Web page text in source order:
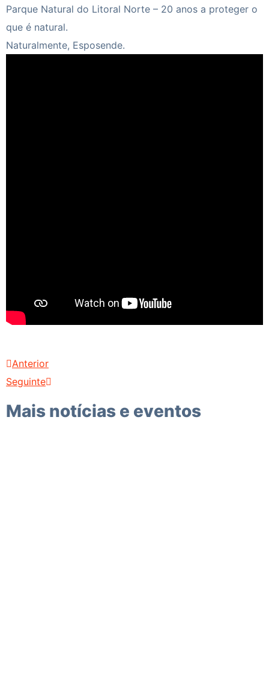
Parque Natural do Litoral Norte – 20 anos a proteger o
que é natural.
Naturalmente, Esposende.
Anterior
Seguinte
Mais notícias e eventos